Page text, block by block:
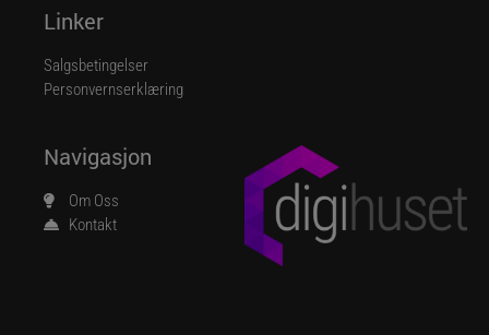
Navigasjon
Om Oss
Kontakt
Linker
Salgsbetingelser
Personvernserklæring